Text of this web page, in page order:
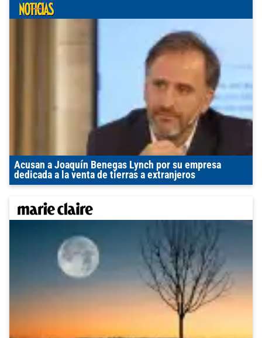
Acusan a Joaquín Benegas Lynch por su empresa
dedicada a la venta de tierras a extranjeros